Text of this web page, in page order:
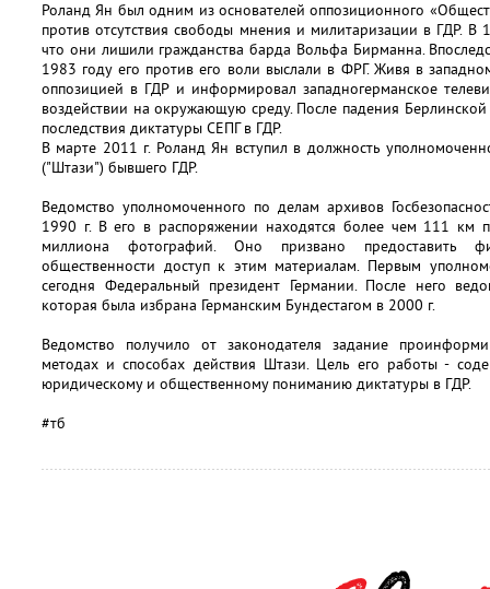
Роланд Ян был одним из основателей оппозиционного
против отсутствия свободы мнения и милитаризации в ГДР. В
что они лишили гражданства барда Вольфа Бирманна.
1983 году его против его воли выслали в ФРГ. Живя в
оппозицией в ГДР и информировал западногерманское
воздействии на окружающую среду. После падения
последствия диктатуры СЕПГ в ГДР.
В марте 2011 г. Роланд Ян вступил в должность
("Штази") бывшего ГДР.
Ведомство уполномоченного по делам архивов
1990 г. В его в распоряжении находятся более чем 111 км
миллиона фотографий. Оно призвано предоставить
общественности доступ к этим материалам. Первым
сегодня Федеральный президент Германии. После него
которая была избрана Германским Бундестагом в 2000 г.
Ведомство получило от законодателя задание
методах и способах действия Штази. Цель его работы -
юридическому и общественному пониманию диктатуры в ГДР.
#тб